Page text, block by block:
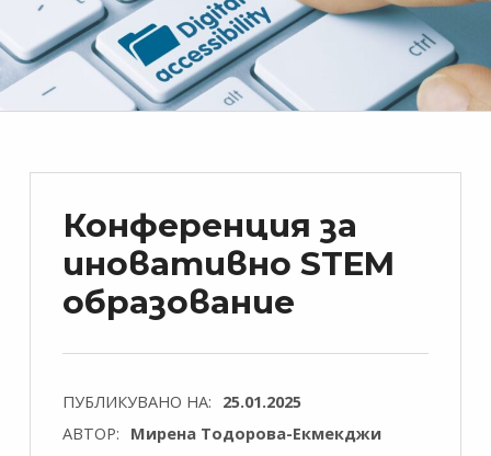
Конференция за
иновативно STEM
образование
ПУБЛИКУВАНО НА: 25.01.2025
АВТОР: Мирена Тодорова-Екмекджи